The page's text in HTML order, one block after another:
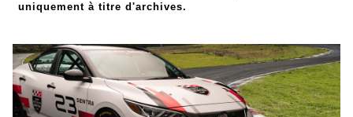
uniquement à titre d'archives.